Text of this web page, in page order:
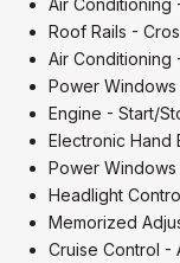
Roof Rails -
Air Conditioning
Power
Engine - Start/
Electronic Hand
Power
Headlight
Memorized
Cruise Control -